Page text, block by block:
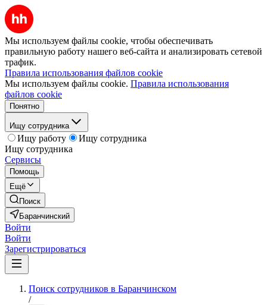
Мы используем файлы cookie, чтобы обеспечивать
правильную работу нашего веб-сайта и анализировать сетевой
трафик.
Правила использования файлов cookie
Мы используем файлы cookie. Правила использования
файлов cookie
Понятно
Ищу сотрудника
Ищу работу
Ищу сотрудника
Ищу сотрудника
Сервисы
Помощь
Ещё
Поиск
Баранчинский
Войти
Войти
Зарегистрироваться
Поиск сотрудников в Баранчинском
/